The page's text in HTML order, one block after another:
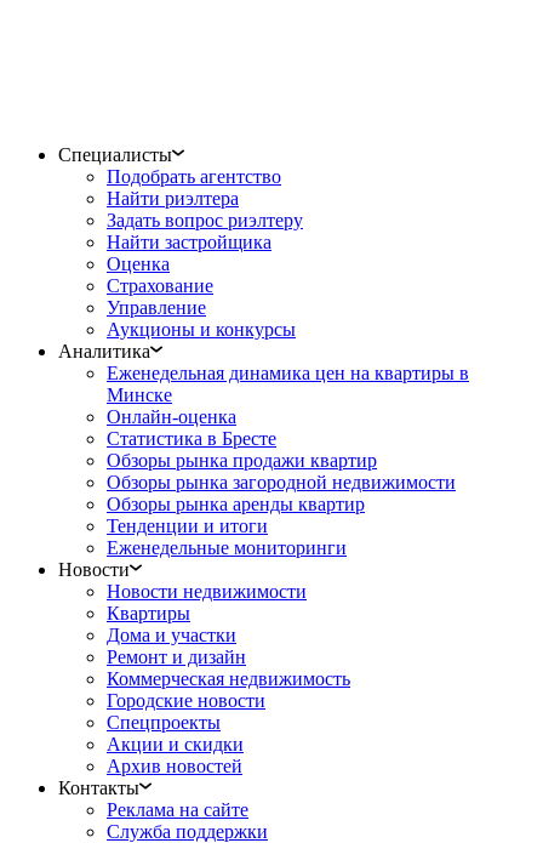
Специалисты
Подобрать агентство
Найти риэлтера
Задать вопрос риэлтеру
Найти застройщика
Оценка
Страхование
Управление
Аукционы и конкурсы
Аналитика
Еженедельная динамика цен на квартиры в
Минске
Онлайн-оценка
Статистика в Бресте
Обзоры рынка продажи квартир
Обзоры рынка загородной недвижимости
Обзоры рынка аренды квартир
Тенденции и итоги
Еженедельные мониторинги
Новости
Новости недвижимости
Квартиры
Дома и участки
Ремонт и дизайн
Коммерческая недвижимость
Городские новости
Спецпроекты
Акции и скидки
Архив новостей
Контакты
Реклама на сайте
Служба поддержки